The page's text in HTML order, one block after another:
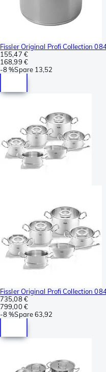
Fissler Original Profi Collection
155,47 €
168,99 €
-8 %Spare 13,52
Fissler Original Profi Collection
735,08 €
799,00 €
-8 %Spare63,92